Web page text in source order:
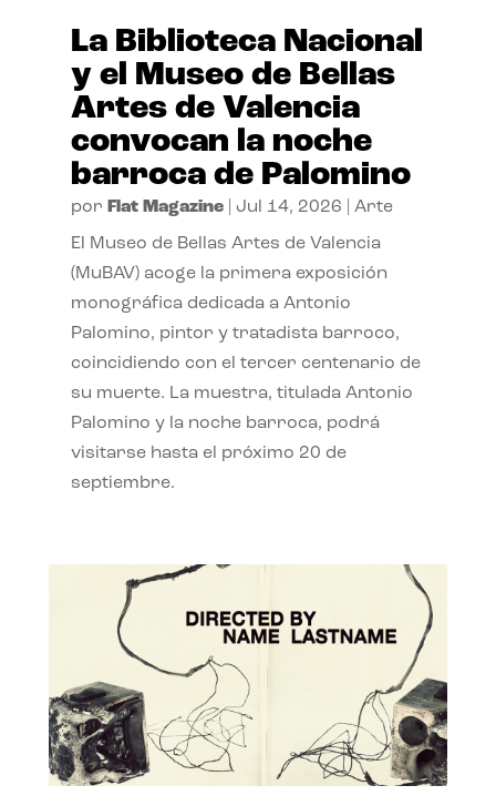
La Biblioteca Nacional
y el Museo de Bellas
Artes de Valencia
convocan la noche
barroca de Palomino
por Flat Magazine| Jul 14, 2026 Arte
El Museo de Bellas Artes de Valencia
(MuBAV) acoge la primera exposición
monográfica dedicada a Antonio
Palomino, pintor y tratadista barroco,
coincidiendo con el tercer centenario de
su muerte. La muestra, titulada Antonio
Palomino y la noche barroca, podrá
visitarse hasta el próximo 20 de
septiembre.